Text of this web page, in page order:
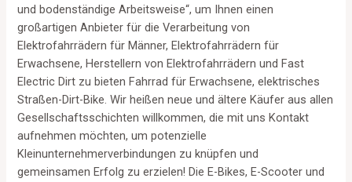
und bodenständige Arbeitsweise“, um Ihnen einen
großartigen Anbieter für die Verarbeitung von
Elektrofahrrädern für Männer, Elektrofahrrädern für
Erwachsene, Herstellern von Elektrofahrrädern und Fast
Electric Dirt zu bieten Fahrrad für Erwachsene, elektrisches
Straßen-Dirt-Bike. Wir heißen neue und ältere Käufer aus allen
Gesellschaftsschichten willkommen, die mit uns Kontakt
aufnehmen möchten, um potenzielle
Kleinunternehmerverbindungen zu knüpfen und
gemeinsamen Erfolg zu erzielen! Die E-Bikes, E-Scooter und